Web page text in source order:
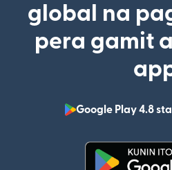
global na
pera gamit
Google Play 4.8